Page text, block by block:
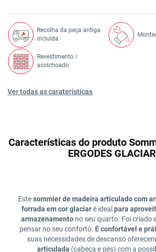
Recolha da peça antiga
incluída
Revestimento /
acolchoado
Ver todas as caraterísticas
Características do produto
ERGODES GLACIAR
Estesommier de madeira articulado com
forrada em cor glaciaré ideal para
armazenamentono seu quarto. Foi criado
pensar no seu conforto. É confortável e
suas necessidades de descanso
articulada (cabeça e pés) com a